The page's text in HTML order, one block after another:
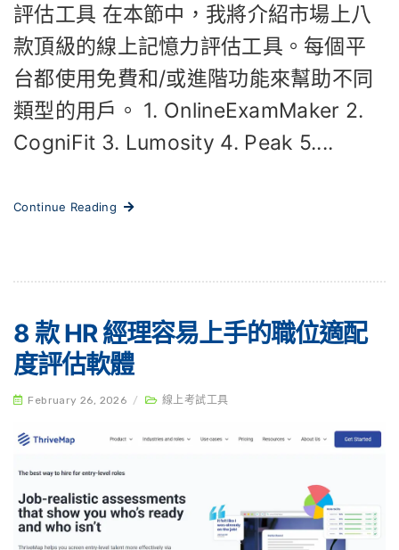
評估工具 在本節中，我將介紹市場上八
款頂級的線上記憶力評估工具。每個平
台都使用免費和/或進階功能來幫助不同
類型的用戶。 1. OnlineExamMaker 2.
CogniFit 3. Lumosity 4. Peak 5....
Continue Reading
8 款 HR 經理容易上手的職位適配
度評估軟體
February 26, 2026 / 線上考試工具